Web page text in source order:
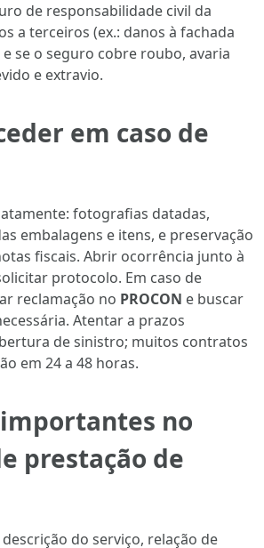
de responsabilidade civil da
a terceiros (ex.: danos à fachada
se o seguro cobre roubo, avaria
e extravio.
em caso de
fotografias datadas,
embalagens e itens, e preservação
fiscais. Abrir ocorrência junto à
protocolo. Em caso de
reclamação no PROCON e buscar
Atentar a prazos
de sinistro; muitos contratos
em 24 a 48 horas.
no
prestação de
do serviço, relação de